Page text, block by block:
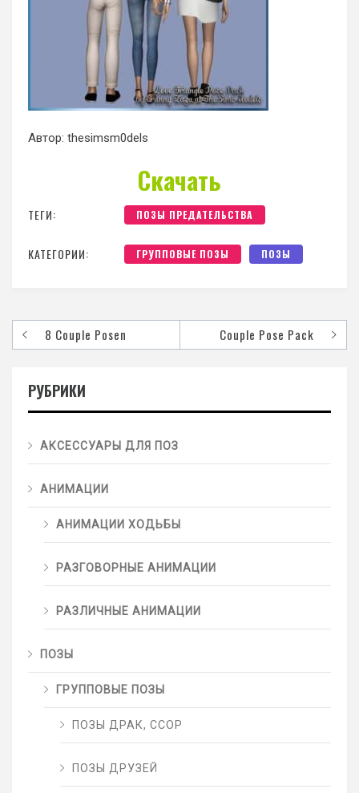
Автор: thesimsm0dels
Скачать
ТЕГИ: ПОЗЫ ПРЕДАТЕЛЬСТВА
КАТЕГОРИИ: ГРУППОВЫЕ ПОЗЫ ПОЗЫ
8 Couple Posen Couple Pose Pack
РУБРИКИ
АКСЕССУАРЫ ДЛЯ ПОЗ
АНИМАЦИИ
АНИМАЦИИ ХОДЬБЫ
РАЗГОВОРНЫЕ АНИМАЦИИ
РАЗЛИЧНЫЕ АНИМАЦИИ
ПОЗЫ
ГРУППОВЫЕ ПОЗЫ
ПОЗЫ ДРАК, ССОР
ПОЗЫ ДРУЗЕЙ